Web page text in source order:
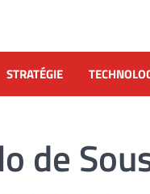
STRATÉGIE
de